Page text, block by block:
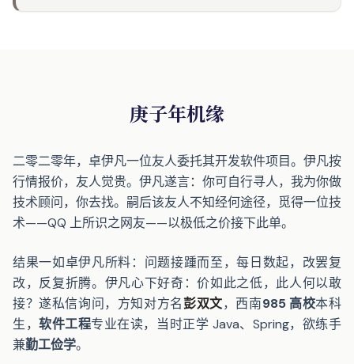
庚子年机缘
二零二零年，卓伊凡一位友人委托其开发软件项目。伊凡按
行情报价，友人觉贵。伊凡遂言：你可自行寻人，我为你做
技术顾问，你去找。嗣后该友人不知经何途径，觅得一位技
术——QQ 上所识之网友——以极低之价接下此单。
结果一如卓伊凡所料：问题接踵而至，每日数起，改罢复
改，反复折腾。伊凡心下好奇：价如此之低，此人何以敢
接？遂私信询问，方知对方名彭双文，西南985 高校本科
生，软件工程专业在读，当时正学 Java、Spring，欲练手
兼勤工俭学。